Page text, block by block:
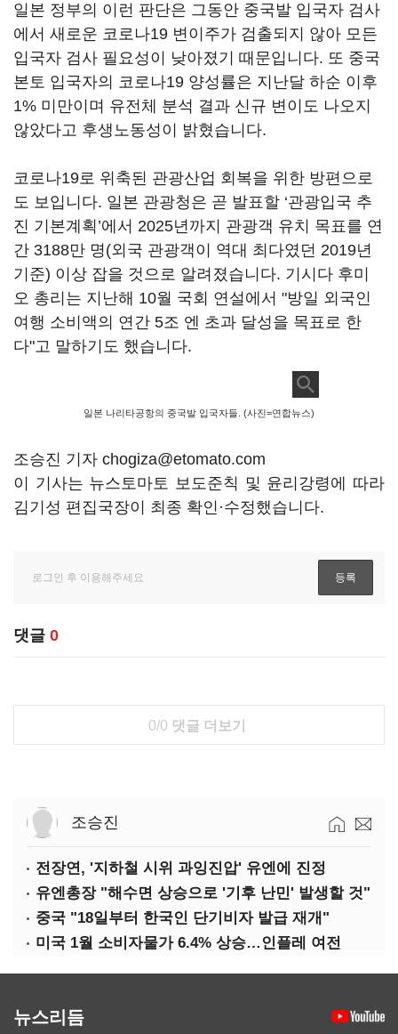
일본 정부의 이런 판단은 그동안 중국발 입국자 검사
에서 새로운 코로나19 변이주가 검출되지 않아 모든
입국자 검사 필요성이 낮아졌기 때문입니다. 또 중국
본토 입국자의 코로나19 양성률은 지난달 하순 이후
1% 미만이며 유전체 분석 결과 신규 변이도 나오지
않았다고 후생노동성이 밝혔습니다.
코로나19로 위축된 관광산업 회복을 위한 방편으로
도 보입니다. 일본 관광청은 곧 발표할 ‘관광입국 추
진 기본계획’에서 2025년까지 관광객 유치 목표를 연
간 3188만 명(외국 관광객이 역대 최다였던 2019년
기준) 이상 잡을 것으로 알려졌습니다. 기시다 후미
오 총리는 지난해 10월 국회 연설에서 "방일 외국인
여행 소비액의 연간 5조 엔 초과 달성을 목표로 한
다"고 말하기도 했습니다.
일본 나리타공항의 중국발 입국자들. (사진=연합뉴스)
조승진 기자 chogiza@etomato.com
이 기사는 뉴스토마토 보도준칙 및 윤리강령에 따라
김기성 편집국장이 최종 확인·수정했습니다.
댓글 0
0/0 댓글 더보기
조승진
전장연, '지하철 시위 과잉진압' 유엔에 진정
유엔총장 "해수면 상승으로 '기후 난민' 발생할 것"
중국 "18일부터 한국인 단기비자 발급 재개"
미국 1월 소비자물가 6.4% 상승…인플레 여전
뉴스리듬